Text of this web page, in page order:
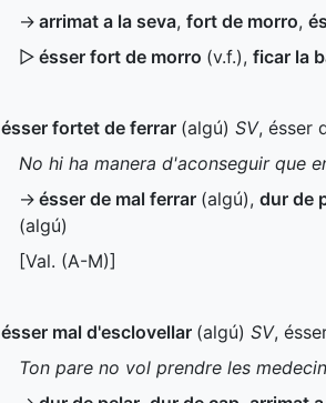
→ arrimat a la seva, fort de morro,
▷ ésser fort de morro (v.f.), ficar la
ésser fortet de ferrar (algú) SV, ésser
No hi ha manera d'aconseguir que
→ ésser de mal ferrar (algú), dur de
(algú)
[Val. (A-M)]
ésser mal d'esclovellar (algú) SV,
Ton pare no vol prendre les